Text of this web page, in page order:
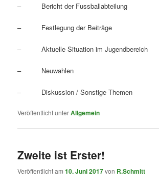
– Bericht der Fussballabteilung
– Festlegung der Beiträge
– Aktuelle Situation im Jugendbereich
– Neuwahlen
– Diskussion / Sonstige Themen
Veröffentlicht unterAllgemein
Zweite ist Erster!
Veröffentlicht am10. Juni 2017von R.Schmitt